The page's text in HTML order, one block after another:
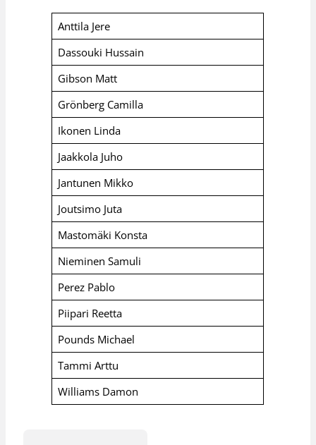
Anttila Jere
Dassouki Hussain
Gibson Matt
Grönberg Camilla
Ikonen Linda
Jaakkola Juho
Jantunen Mikko
Joutsimo Juta
Mastomäki Konsta
Nieminen Samuli
Perez Pablo
Piipari Reetta
Pounds Michael
Tammi Arttu
Williams Damon